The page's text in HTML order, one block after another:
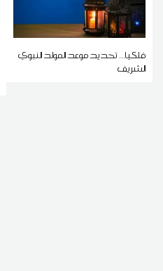
فلكيا... تحديد موعد المولد النبوي
الشريف